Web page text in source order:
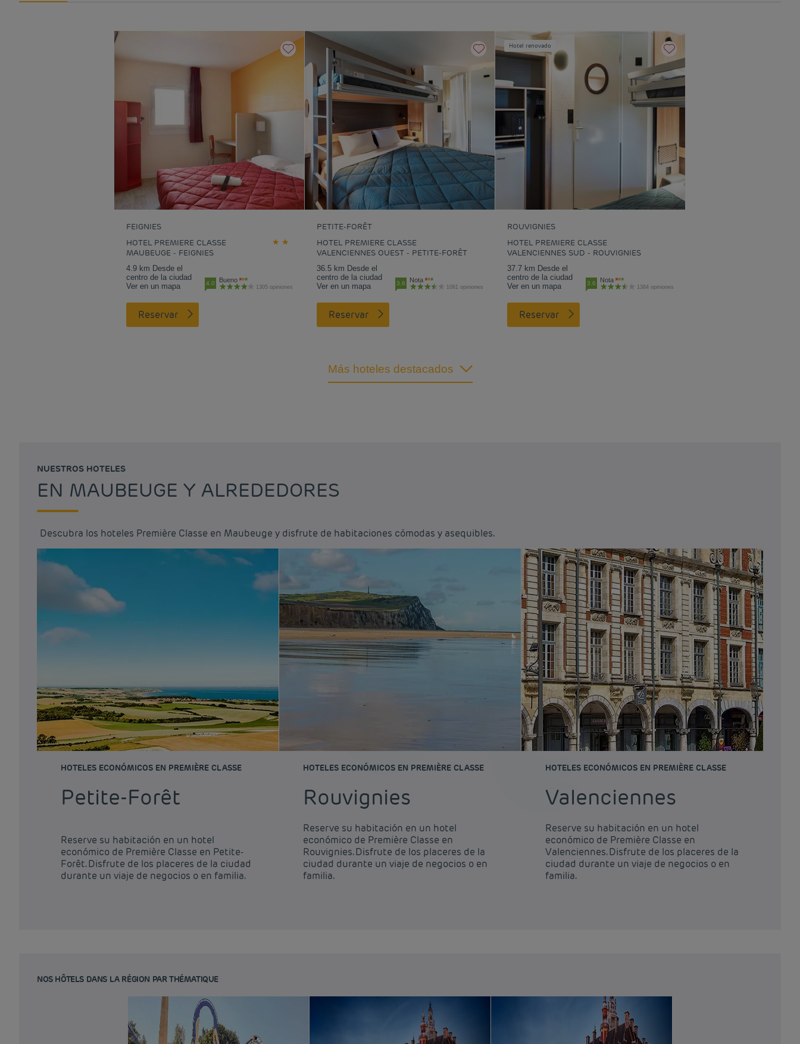
FEIGNIES
HOTEL PREMIERE CLASSE
MAUBEUGE - FEIGNIES
4.9 km Desde el
centro de la ciudad
Ver en un mapa
4.0 Bueno
1305 opiniones
Reservar
PETITE-FORÊT
HOTEL PREMIERE CLASSE
VALENCIENNES OUEST - PETITE-FORÊT
36.5 km Desde el
centro de la ciudad
Ver en un mapa
3.6 Nota
1081 opiniones
Reservar
Hotel renovado
ROUVIGNIES
HOTEL PREMIERE CLASSE
VALENCIENNES SUD - ROUVIGNIES
37.7 km Desde el
centro de la ciudad
Ver en un mapa
3.6 Nota
1384 opiniones
Reservar
Más hoteles destacados
NUESTROS HOTELES
EN MAUBEUGE Y ALREDEDORES
Descubra los hoteles Première Classe en Maubeuge y disfrute de habitaciones cómodas y asequibles.
HOTELES ECONÓMICOS EN PREMIÈRE CLASSE
Petite-Forêt
Reserve su habitación en un hotel
económico de Première Classe en Petite-
Forêt. Disfrute de los placeres de la ciudad
durante un viaje de negocios o en familia.
HOTELES ECONÓMICOS EN PREMIÈRE CLASSE
Rouvignies
Reserve su habitación en un hotel
económico de Première Classe en
Rouvignies. Disfrute de los placeres de la
ciudad durante un viaje de negocios o en
familia.
HOTELES ECONÓMICOS EN PREMIÈRE CLASSE
Valenciennes
Reserve su habitación en un hotel
económico de Première Classe en
Valenciennes. Disfrute de los placeres de la
ciudad durante un viaje de negocios o en
familia.
NOS HÔTELS DANS LA RÉGION PAR THÉMATIQUE